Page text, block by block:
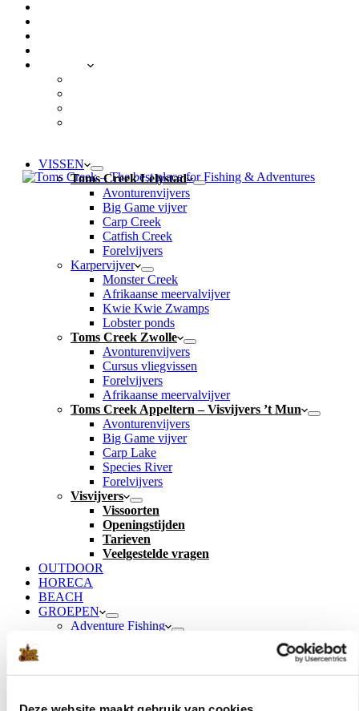
VISSEN
Toms Creek Lelystad
Avonturenvijvers
Big Game vijver
Carp Creek
Catfish Creek
Forelvijvers
Karpervijver
Monster Creek
Afrikaanse meervalvijver
Kwie Kwie Zwamps
Lobster ponds
Toms Creek Zwolle
Avonturenvijvers
Cursus vliegvissen
Forelvijvers
Afrikaanse meervalvijver
Toms Creek Appeltern – Visvijvers ’t Mun
Avonturenvijvers
Big Game vijver
Carp Lake
Species River
Forelvijvers
Visvijvers
Vissoorten
Openingstijden
Tarieven
Veelgestelde vragen
OUTDOOR
HORECA
BEACH
GROEPEN
Adventure Fishing